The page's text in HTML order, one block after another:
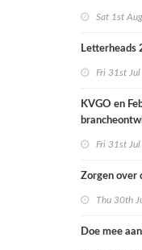
Sat 1st Aug
Letterheads
Fri 31st Jul
KVGO en
Fri 31st Jul
Zorgen over
Thu 30th
Doe mee